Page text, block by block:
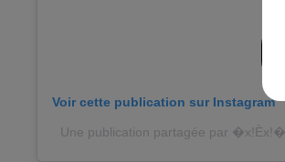
Voir cette publication sur Instagram
Une publication partagée par